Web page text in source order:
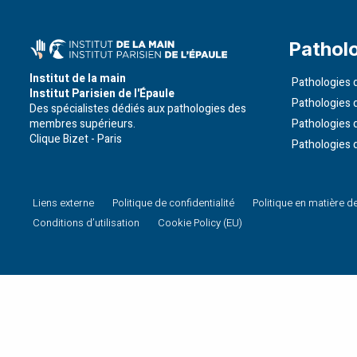
Institut de la main
Institut Parisien de l'Épaule
Des spécialistes dédiés aux pathologies des
membres supérieurs.
Clique Bizet - Paris
Pathologies
Pathologies
Pathologies
Pathologies
Liens externe Politique de confidentialité
Politique en matière
Conditions d’utilisation
Cookie Policy (EU)